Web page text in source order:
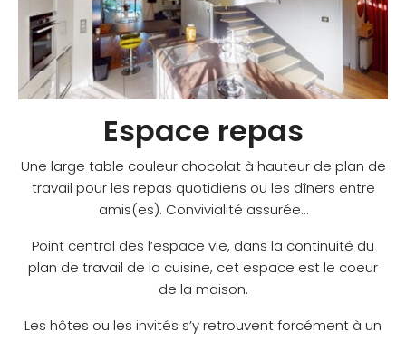
Espace repas
Une large table couleur chocolat à hauteur de plan de
travail pour les repas quotidiens ou les dîners entre
amis(es). Convivialité assurée…
Point central des l’espace vie, dans la continuité du
plan de travail de la cuisine, cet espace est le coeur
de la maison.
Les hôtes ou les invités s’y retrouvent forcément à un